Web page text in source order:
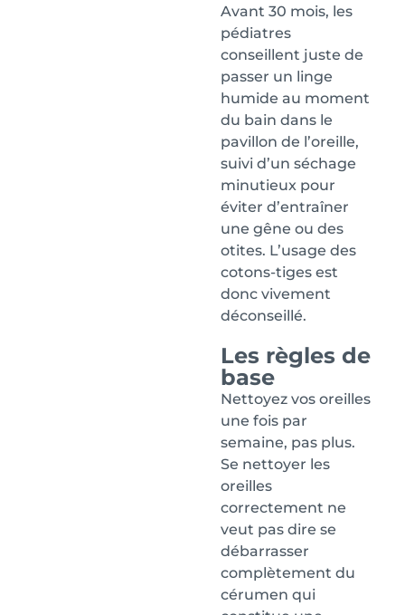
Avant 30 mois, les
pédiatres
conseillent juste de
passer un linge
humide au moment
du bain dans le
pavillon de l’oreille,
suivi d’un séchage
minutieux pour
éviter d’entraîner
une gêne ou des
otites. L’usage des
cotons-tiges est
donc vivement
déconseillé.
Les règles de
base
Nettoyez vos oreilles
une fois par
semaine, pas plus.
Se nettoyer les
oreilles
correctement ne
veut pas dire se
débarrasser
complètement du
cérumen qui